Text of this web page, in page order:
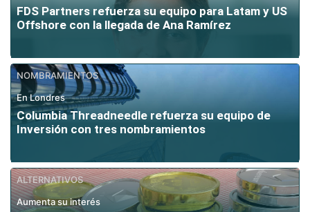
FDS Partners refuerza su equipo para Latam y US
Offshore con la llegada de Ana Ramírez
NOMBRAMIENTOS
En Londres
Columbia Threadneedle refuerza su equipo de
Inversión con tres nombramientos
ALTERNATIVOS
Aumenta su interés